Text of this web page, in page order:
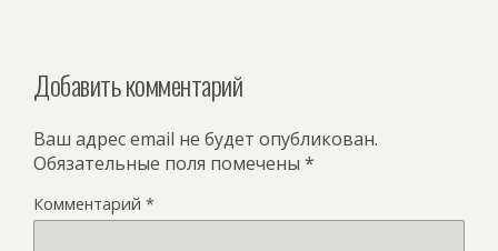
Добавить комментарий
Ваш адрес email не будет опубликован.
Обязательные поля помечены *
Комментарий *